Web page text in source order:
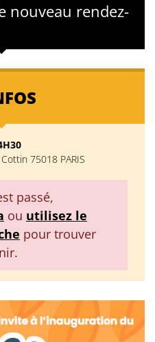
nouveau rendez-
75018 PARIS
passé,
ou utilisez le
pour trouver